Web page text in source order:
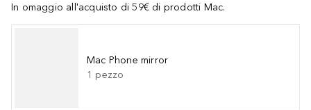
In omaggio all'acquisto di 59€ di prodotti Mac.
Mac Phone mirror
1 pezzo